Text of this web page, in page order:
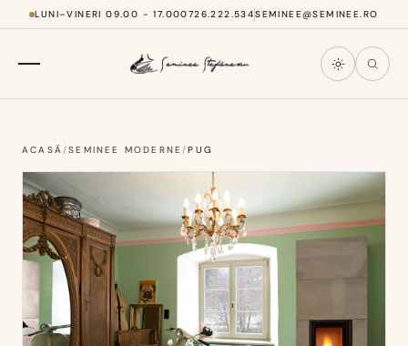
LUNI–VINERI 09.00 - 17.000726.222.534SEMINEE@SEMINEE.RO
ACASĂ/SEMINEE MODERNE/PUG